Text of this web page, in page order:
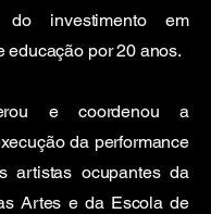
do investimento em
educação por 20 anos.
e coordenou a
da performance
artistas ocupantes da
Artes e da Escola de